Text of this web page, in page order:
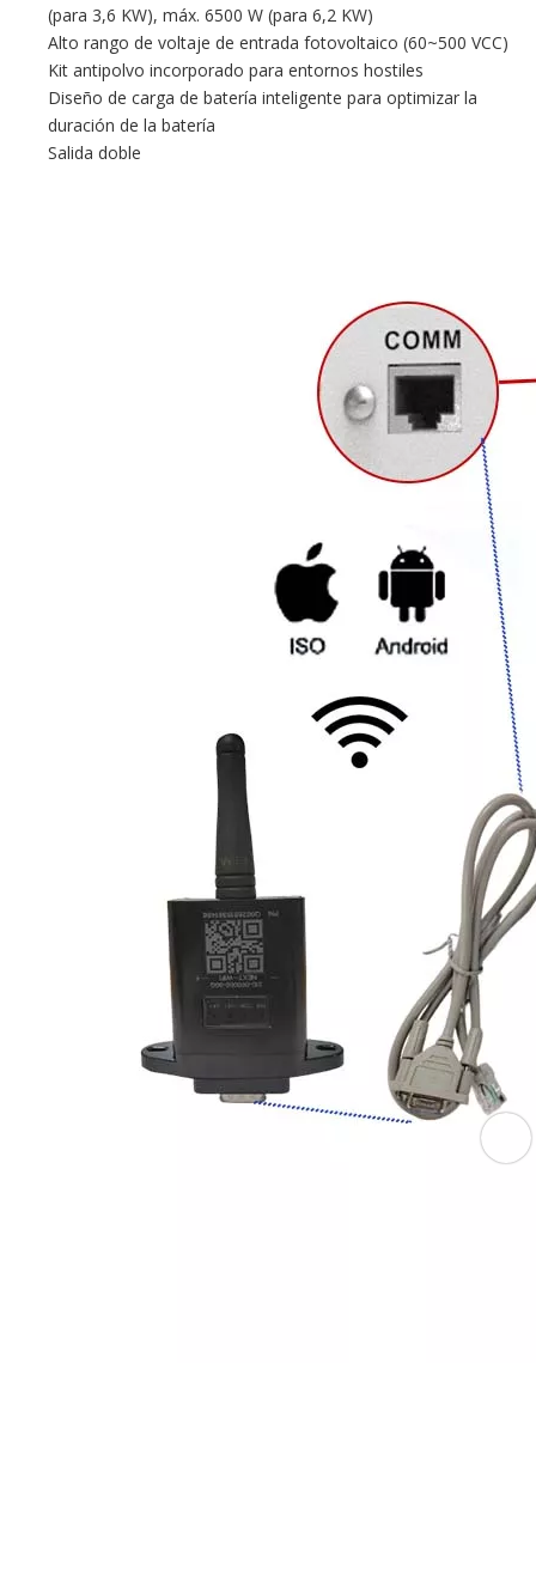
(para 3,6 KW), máx. 6500 W (para 6,2 KW)
Alto rango de voltaje de entrada fotovoltaico (60~500 VCC)
Kit antipolvo incorporado para entornos hostiles
Diseño de carga de batería inteligente para optimizar la
duración de la batería
Salida doble